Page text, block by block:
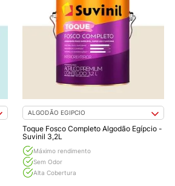
ALGODÃO EGIPCIO
Toque Fosco Completo Algodão Egípcio -
Suvinil 3,2L
Máximo rendimento
Sem Odor
Alta Cobertura